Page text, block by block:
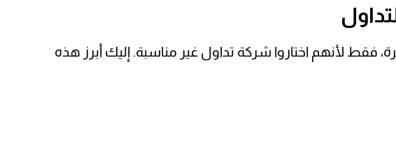
فقط لأنهم اختاروا شركة تداول غير مناسبة. إليك أبرز هذه